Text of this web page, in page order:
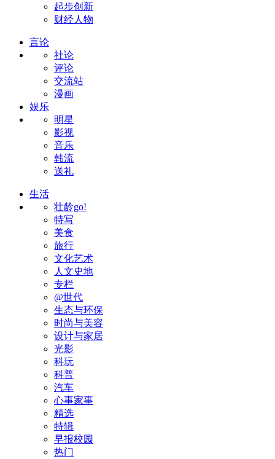
起步创新
财经人物
言论
社论
评论
交流站
漫画
娱乐
明星
影视
音乐
韩流
送礼
生活
壮龄go!
特写
美食
旅行
文化艺术
人文史地
专栏
@世代
生态与环保
时尚与美容
设计与家居
光影
科玩
科普
汽车
心事家事
精选
特辑
早报校园
热门